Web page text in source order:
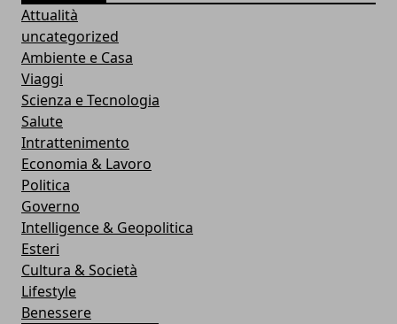
Attualità
uncategorized
Ambiente e Casa
Viaggi
Scienza e Tecnologia
Salute
Intrattenimento
Economia & Lavoro
Politica
Governo
Intelligence & Geopolitica
Esteri
Cultura & Società
Lifestyle
Benessere